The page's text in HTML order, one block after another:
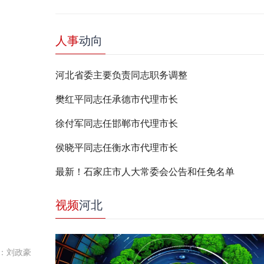
刘政豪
人事动向
河北省委主要负责同志职务调整
樊红平同志任承德市代理市长
徐付军同志任邯郸市代理市长
侯晓平同志任衡水市代理市长
最新！石家庄市人大常委会公告和任免名单
视频河北